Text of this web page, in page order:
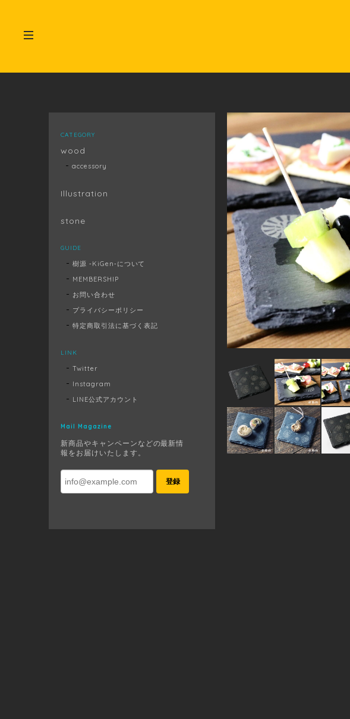
CATEGORY
wood
accessory
Illustration
stone
GUIDE
樹源 ‐KiGen‐について
MEMBERSHIP
お問い合わせ
プライバシーポリシー
特定商取引法に基づく表記
LINK
Twitter
Instagram
LINE公式アカウント
Mail Magazine
新商品やキャンペーンなどの最新情
報をお届けいたします。
登録